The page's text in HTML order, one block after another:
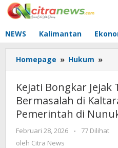
Lewati
ke
NEWS Kalimantan
Homepage » Hukum »
Jejak
di
Lima
Kejati Bongkar Jejak
Bermasalah di
Pemerintah di
Februari 28, 2026
oleh
-
77 Dilihat
oleh Citra News